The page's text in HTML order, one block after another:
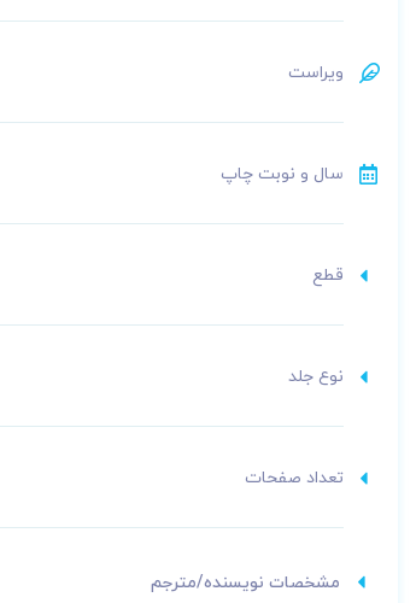
ویراست
سال و نوبت چاپ
قطع
نوع جلد
تعداد صفحات
مشخصات نویسنده/مترجم